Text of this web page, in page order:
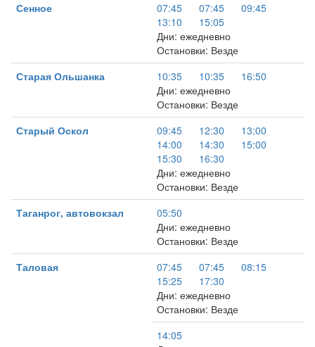
Сенное
07:45 07:45
09:45
13:10
15:05
Дни: ежедневно
Остановки: Везде
Старая Ольшанка
10:35 10:35
16:50
Дни: ежедневно
Остановки: Везде
Старый Оскол
09:45 12:30
13:00
14:00
14:30
15:00
15:30
16:30
Дни: ежедневно
Остановки: Везде
Таганрог, автовокзал
05:50
Дни: ежедневно
Остановки: Везде
Таловая
07:45 07:45
08:15
15:25
17:30
Дни: ежедневно
Остановки: Везде
14:05